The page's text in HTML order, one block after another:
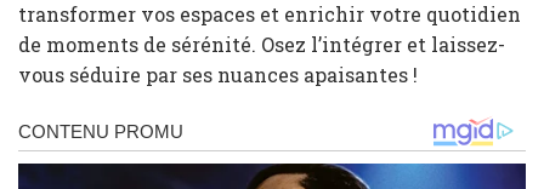
transformer vos espaces et enrichir votre quotidien
de moments de sérénité. Osez l’intégrer et laissez-
vous séduire par ses nuances apaisantes !